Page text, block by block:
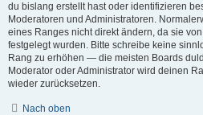
du bislang erstellt hast oder identifizieren
Moderatoren und Administratoren.
eines Ranges nicht direkt ändern, da sie
festgelegt wurden. Bitte schreibe keine
Rang zu erhöhen — die meisten Boards
Moderator oder Administrator wird deinen
wieder zurücksetzen.
Nach oben